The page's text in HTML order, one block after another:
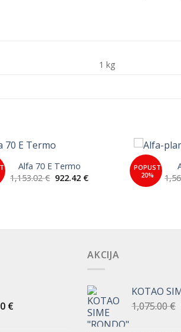
1 kg
Wishlist
Alfa 70 E Termo
1,153.02€ Izvorna
922.42 €Trenutna
POPUST
20%
€Trenutna
AKCIJA
KOTAO
1,075.00€